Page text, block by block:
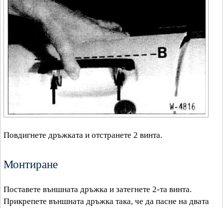
Повдигнете дръжката и отстранете 2 винта.
Монтиране
Поставете външната дръжка и затегнете 2-та винта.
Прикрепете външната дръжка така, че да пасне на двата